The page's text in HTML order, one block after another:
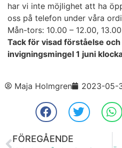
har vi inte möjlighet att ha
oss på telefon under våra
Mån-tors: 10.00 – 12.00,
Tack för visad förståelse
invigningsmingel 1 juni
Maja Holmgren 2023-05-
FÖREGÅENDE